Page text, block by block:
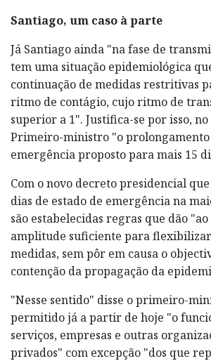
Santiago, um caso à parte
Já Santiago ainda "na fase de
tem uma situação epidemiológica
continuação de medidas restritivas
ritmo de contágio, cujo ritmo de
superior a 1". Justifica-se por isso,
Primeiro-ministro "o prolongamento
emergência proposto para mais 15
Com o novo decreto presidencial
dias de estado de emergência na
são estabelecidas regras que dão
amplitude suficiente para
medidas, sem pôr em causa o
contenção da propagação da
"Nesse sentido" disse o primeiro-
permitido já a partir de hoje "o
serviços, empresas e outras
privados" com excepção "dos que